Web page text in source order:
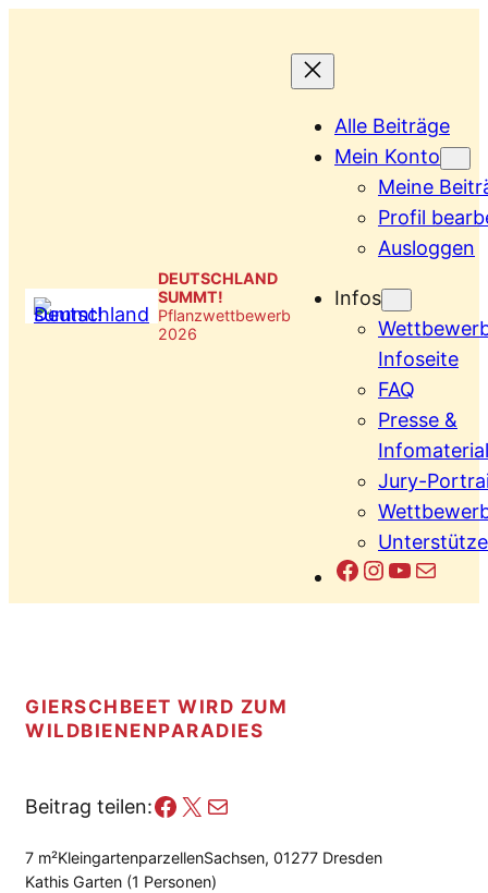
DEUTSCHLAND
SUMMT!
Pflanzwettbewerb
2026
Alle Beiträge
Mein Konto
Meine
Profil
Ausloggen
Infos
Infoseite
FAQ
Presse &
Infomaterial
Jury-
Facebook
Instagram
E-Mail
GIERSCHBEET WIRD ZUM
WILDBIENENPARADIES
Beitrag teilen:Facebook
X E-Mail
7 m²KleingartenparzellenSachsen, 01277 Dresden
Kathis Garten (1 Personen)